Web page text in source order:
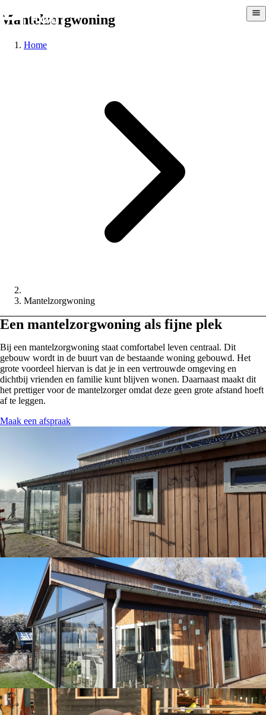
Mantelzorgwoning
Home
Mantelzorgwoning
Een mantelzorgwoning als fijne plek
Bij een mantelzorgwoning staat comfortabel leven centraal. Dit
gebouw wordt in de buurt van de bestaande woning gebouwd. Het
grote voordeel hiervan is dat je in een vertrouwde omgeving en
dichtbij vrienden en familie kunt blijven wonen. Daarnaast maakt dit
het prettiger voor de mantelzorger omdat deze geen grote afstand hoeft
af te leggen.
Maak een afspraak